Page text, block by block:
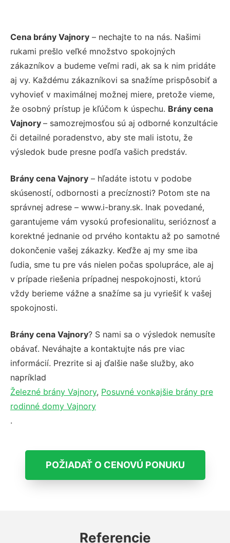
Cena brány Vajnory – nechajte to na nás. Našimi
rukami prešlo veľké množstvo spokojných
zákazníkov a budeme veľmi radi, ak sa k nim pridáte
aj vy. Každému zákazníkovi sa snažíme prispôsobiť a
vyhovieť v maximálnej možnej miere, pretože vieme,
že osobný prístup je kľúčom k úspechu. Brány cena
Vajnory – samozrejmosťou sú aj odborné konzultácie
či detailné poradenstvo, aby ste mali istotu, že
výsledok bude presne podľa vašich predstáv.
Brány cena Vajnory – hľadáte istotu v podobe
skúseností, odbornosti a precíznosti? Potom ste na
správnej adrese – www.i-brany.sk. Inak povedané,
garantujeme vám vysokú profesionalitu, serióznosť a
korektné jednanie od prvého kontaktu až po samotné
dokončenie vašej zákazky. Keďže aj my sme iba
ľudia, sme tu pre vás nielen počas spolupráce, ale aj
v prípade riešenia prípadnej nespokojnosti, ktorú
vždy berieme vážne a snažíme sa ju vyriešiť k vašej
spokojnosti.
Brány cena Vajnory? S nami sa o výsledok nemusíte
obávať. Neváhajte a kontaktujte nás pre viac
informácií. Prezrite si aj ďalšie naše služby, ako
napríklad
Železné brány Vajnory, Posuvné vonkajšie brány pre
rodinné domy Vajnory
.
POŽIADAŤ O CENOVÚ PONUKU
Referencie